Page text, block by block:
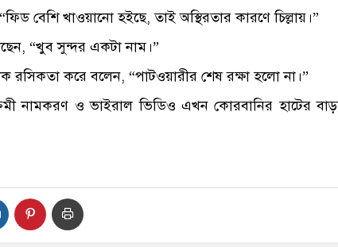
বেশি খাওয়ানো হইছে, তাই অস্থিরতার কারণে চিল্লায়।”
“খুব সুন্দর একটা নাম।”
রসিকতা করে বলেন, “পাটওয়ারীর শেষ রক্ষা হলো না।”
নামকরণ ও ভাইরাল ভিডিও এখন কোরবানির হাটের